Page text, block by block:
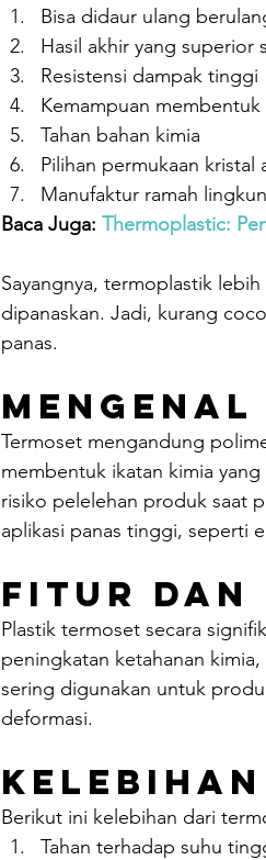
Bisa didaur ulang
Hasil akhir yang superior
Resistensi dampak tinggi
Kemampuan membentuk
Tahan bahan kimia
Pilihan permukaan kristal
Manufaktur ramah
Baca Juga: Thermoplastic:
Sayangnya, termoplastik
dipanaskan. Jadi, kurang
panas.
Mengenal
Termoset mengandung
membentuk ikatan kimia
risiko pelelehan produk saat
aplikasi panas tinggi, seperti
Fitur dan
Plastik termoset secara
peningkatan ketahanan
sering digunakan untuk
deformasi.
Berikut ini kelebihan dari
Tahan terhadap suhu